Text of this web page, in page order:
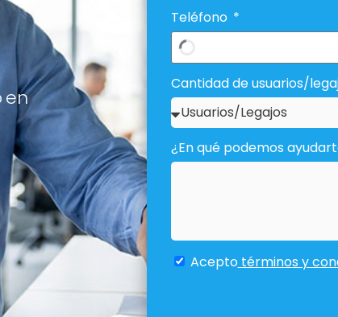
en
Teléfono
Cantidad de usuarios/
¿En qué podemos
Aceptotérminos y